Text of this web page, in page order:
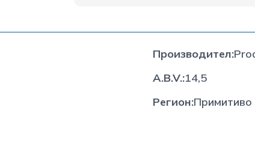
Производител:
A.B.V.:14,5
Регион: